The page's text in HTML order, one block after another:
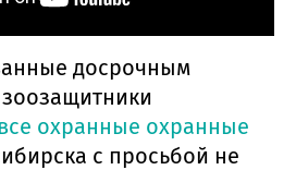
досрочным
охранные охранные
с просьбой не